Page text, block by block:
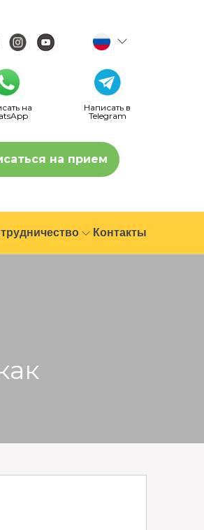
на
Написать в
Telegram
на прием
Контакты